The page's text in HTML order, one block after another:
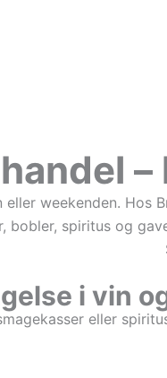
weekenden. Hos
bobler, spiritus og
i vin
eller